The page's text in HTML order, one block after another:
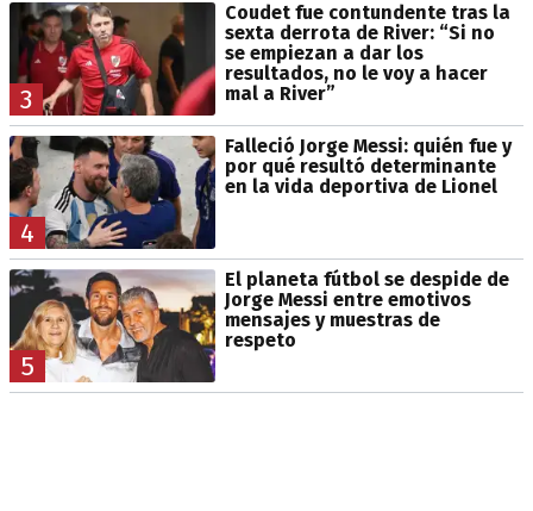
3
Coudet fue contundente tras la
sexta derrota de River: “Si no
se empiezan a dar los
resultados, no le voy a hacer
mal a River”
4
Falleció Jorge Messi: quién fue y
por qué resultó determinante
en la vida deportiva de Lionel
5
El planeta fútbol se despide de
Jorge Messi entre emotivos
mensajes y muestras de
respeto